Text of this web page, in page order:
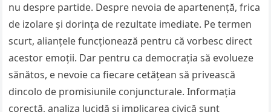
nu despre partide. Despre nevoia de apartenență, frica
de izolare și dorința de rezultate imediate. Pe termen
scurt, alianțele funcționează pentru că vorbesc direct
acestor emoții. Dar pentru ca democrația să evolueze
sănătos, e nevoie ca fiecare cetățean să privească
dincolo de promisiunile conjuncturale. Informația
corectă, analiza lucidă și implicarea civică sunt